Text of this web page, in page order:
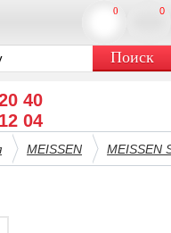
40
04
0
0
MEISSEN MEISSEN